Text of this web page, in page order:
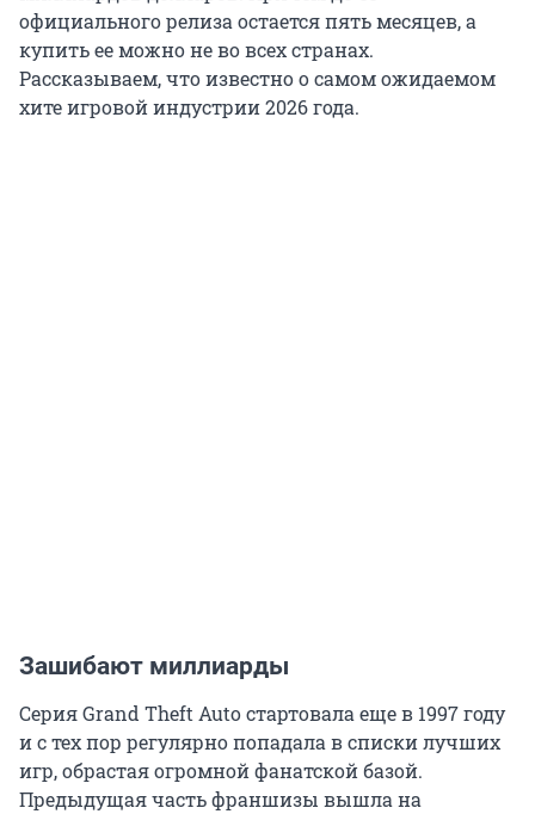
официального релиза остается пять месяцев, а
купить ее можно не во всех странах.
Рассказываем, что известно о самом ожидаемом
хите игровой индустрии 2026 года.
Зашибают миллиарды
Серия Grand Theft Auto стартовала еще в 1997 году
и с тех пор регулярно попадала в списки лучших
игр, обрастая огромной фанатской базой.
Предыдущая часть франшизы вышла на